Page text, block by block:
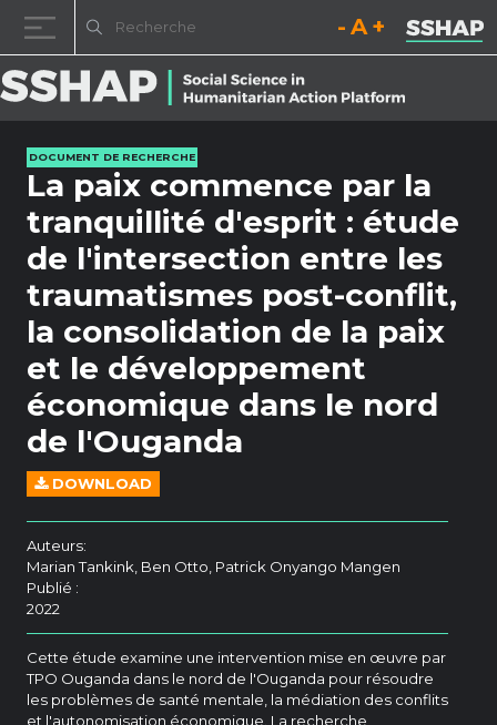
Diminuez la taille de la
Réinitialisez la
DOCUMENT DE RECHERCHE
La paix commence par la
tranquillité d'esprit : étude
de l'intersection entre les
traumatismes post-conflit,
la consolidation de la paix
et le développement
économique dans le nord
de l'Ouganda
DOWNLOAD
Auteurs:
Marian Tankink, Ben Otto, Patrick Onyango Mangen
Publié :
2022
Cette étude examine une intervention mise en œuvre par
TPO Ouganda dans le nord de l'Ouganda pour résoudre
les problèmes de santé mentale, la médiation des conflits
et l'autonomisation économique. La recherche